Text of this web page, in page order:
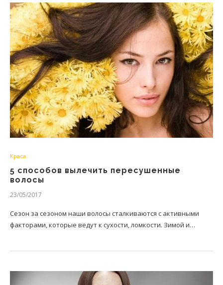
Краса
5 способов вылечить пересушенные
волосы
23/05/2017
Сезон за сезоном наши волосы сталкиваются с активными
факторами, которые ведут к сухости, ломкости. Зимой и…